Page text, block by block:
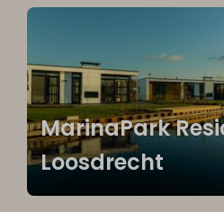
MarinaPark
Loosdrecht